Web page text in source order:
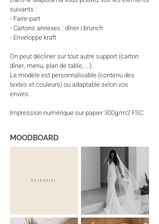
suivants :
- Faire-part
- Cartons annexes : dîner | brunch
- Enveloppe kraft
On peut décliner sur tout autre support (carton
dîner, menu, plan de table, ...).
Le modèle est personnalisable (contenu des
textes et couleurs) ou adaptable selon vos
envies.
Impression numérique sur papier 300g/m2 FSC.
MOODBOARD